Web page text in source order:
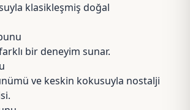
klasikleşmiş doğal
bir deneyim sunar.
ve keskin kokusuyla nostalji